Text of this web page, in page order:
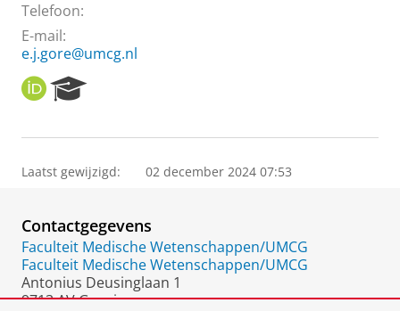
Telefoon:
E-mail:
e.j.gore@umcg.nl
O
R
I
e
r
P
o
r
t
a
Laatst gewijzigd: 02 december 2024 07:53
Contactgegevens
Faculteit Medische Wetenschappen/UMCG
Faculteit Medische Wetenschappen/UMCG
Antonius Deusinglaan 1
9713 AV Groningen